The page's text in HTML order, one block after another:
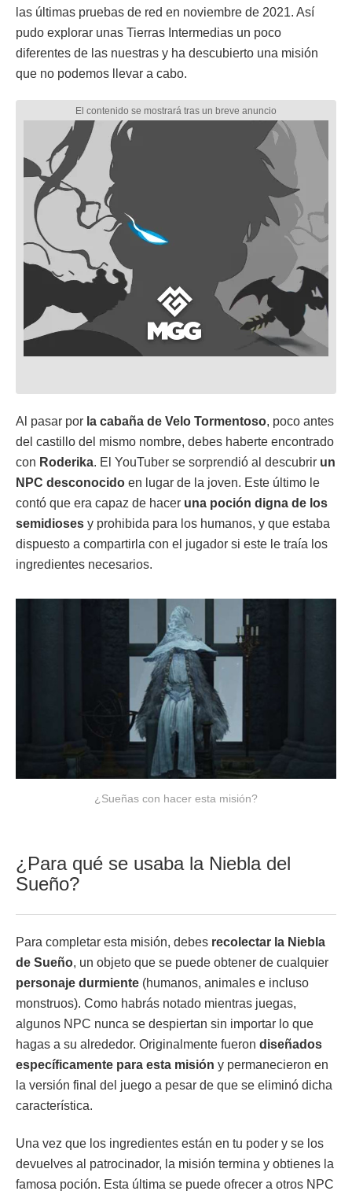
las últimas pruebas de red en noviembre de 2021. Así
pudo explorar unas Tierras Intermedias un poco
diferentes de las nuestras y ha descubierto una misión
que no podemos llevar a cabo.
Al pasar por la cabaña de Velo Tormentoso, poco antes
del castillo del mismo nombre, debes haberte encontrado
con Roderika. El YouTuber se sorprendió al descubrir un
NPC desconocido en lugar de la joven. Este último le
contó que era capaz de hacer una poción digna de los
semidioses y prohibida para los humanos, y que estaba
dispuesto a compartirla con el jugador si este le traía los
ingredientes necesarios.
¿Sueñas con hacer esta misión?
¿Para qué se usaba la Niebla del
Sueño?
Para completar esta misión, debes recolectar la Niebla
de Sueño, un objeto que se puede obtener de cualquier
personaje durmiente (humanos, animales e incluso
monstruos). Como habrás notado mientras juegas,
algunos NPC nunca se despiertan sin importar lo que
hagas a su alrededor. Originalmente fueron diseñados
específicamente para esta misión y permanecieron en
la versión final del juego a pesar de que se eliminó dicha
característica.
Una vez que los ingredientes están en tu poder y se los
devuelves al patrocinador, la misión termina y obtienes la
famosa poción. Esta última se puede ofrecer a otros NPC